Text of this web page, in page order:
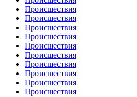
Происшествия
Происшествия
Происшествия
Происшествия
Происшествия
Происшествия
Происшествия
Происшествия
Происшествия
Происшествия